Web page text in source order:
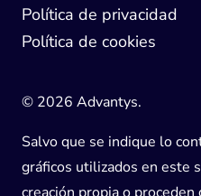
Política de privacidad
Política de cookies
© 2026 Advantys.
Salvo que se indique lo
gráficos utilizados en este